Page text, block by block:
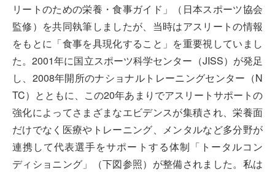
リートのための栄養・食事ガイド」（日本スポーツ協会
監修）を共同執筆しましたが、当時はアスリートの情報
をもとに「食事を具現化すること」を重要視していまし
た。2001年に国立スポーツ科学センター（JISS）が発足
し、2008年開所のナショナルトレーニングセンター（N
TC）とともに、この20年あまりでアスリートサポートの
強化によってさまざまなエビデンスが集積され、栄養面
だけでなく医療やトレーニング、メンタルなど多分野が
連携して代表選手をサポートする体制「トータルコン
ディショニング」（下図参照）が整備されました。私は